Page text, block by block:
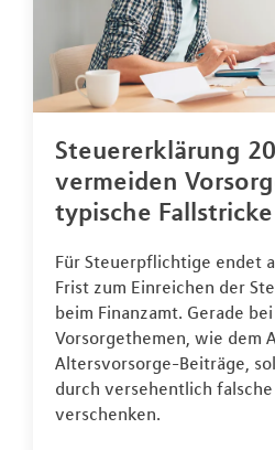
Steuererklärung
vermeiden
typische Fallstricke
Für Steuerpflichtige endet
Frist zum Einreichen der
beim Finanzamt. Gerade
Vorsorgethemen, wie dem
Altersvorsorge-Beiträge,
durch versehentlich
verschenken.